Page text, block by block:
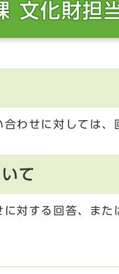
文化財担
わせに対しては、
て
対する回答、ま